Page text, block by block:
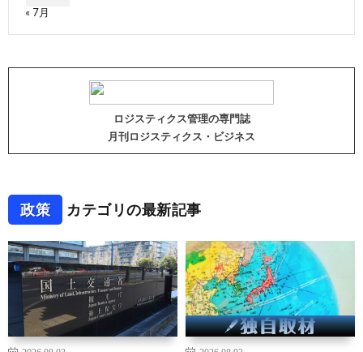
« 7月
ロジスティクス管理の専門誌
月刊ロジスティクス・ビジネス
政策 カテゴリの最新記事